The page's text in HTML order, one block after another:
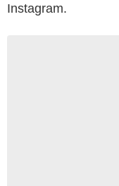
Instagram.